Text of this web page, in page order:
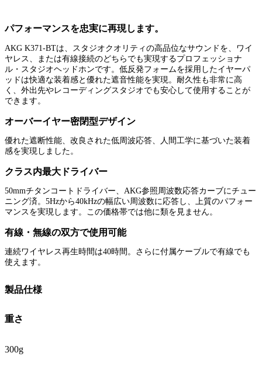
パフォーマンスを忠実に再現します。
AKG K371-BTは、スタジオクオリティの高品位なサウンドを、ワイ
ヤレス、または有線接続のどちらでも実現するプロフェッショナ
ル・スタジオヘッドホンです。低反発フォームを採用したイヤーパ
ッドは快適な装着感と優れた遮音性能を実現。耐久性も非常に高
く、外出先やレコーディングスタジオでも安心して使用することが
できます。
オーバーイヤー密閉型デザイン
優れた遮断性能、改良された低周波応答、人間工学に基づいた装着
感を実現しました。
クラス内最大ドライバー
50mmチタンコートドライバー、AKG参照周波数応答カーブにチュー
ニング済。5Hzから40kHzの幅広い周波数に応答し、上質のパフォー
マンスを実現します。この価格帯では他に類を見ません。
有線・無線の双方で使用可能
連続ワイヤレス再生時間は40時間。さらに付属ケーブルで有線でも
使えます。
製品仕様
重さ
300g